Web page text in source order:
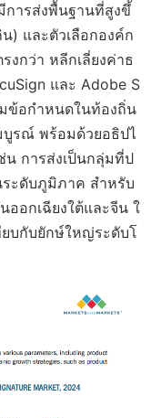
ารส่งพื้นฐานที่สูงขึ้
) และตัวเลือกองค์ก
งกว่า หลีกเลี่ยงค่าธ
และ Adobe S
ข้อกำหนดในท้องถิ่น
บูรณ์ พร้อมด้วยอธิปไ
การส่งเป็นกลุ่มที่ป
ระดับภูมิภาค สำหรับ
ออกเฉียงใต้และจีน ใ
ยบกับยักษ์ใหญ่ระดับโ